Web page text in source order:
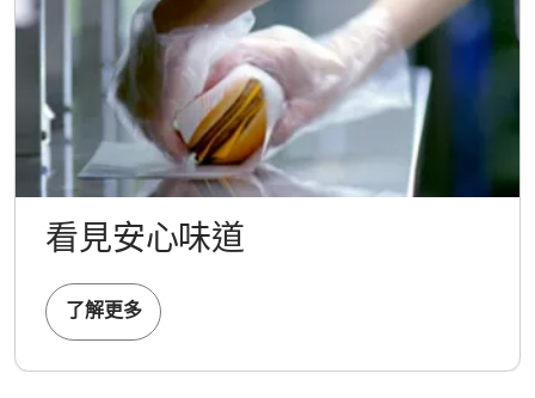
看見安心味道
了解更多